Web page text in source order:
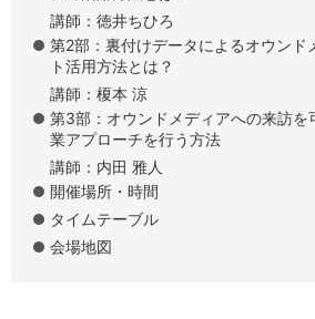
講師：徳井ちひろ
第2部：裏付けデータによるオウンド
ト活用方法とは？
講師：榎本 涼
第3部：オウンドメディアへの来訪を
業アプローチを行う方法
講師：内田 雅人
開催場所・時間
タイムテーブル
会場地図